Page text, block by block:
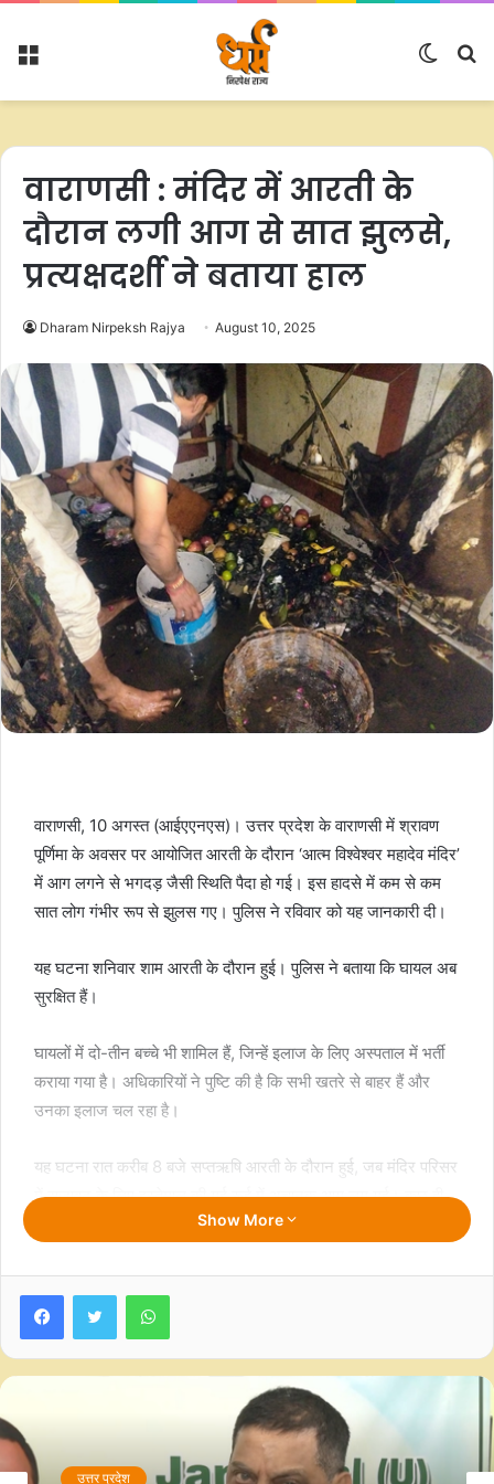
Menu
Switch
वाराणसी : मंदिर में आरती के
दौरान लगी आग से सात झुलसे,
प्रत्यक्षदर्शी ने बताया हाल
Dharam Nirpeksh Rajya August 10, 2025
वाराणसी, 10 अगस्त (आईएएनएस)। उत्तर प्रदेश के वाराणसी में श्रावण
पूर्णिमा के अवसर पर आयोजित आरती के दौरान ‘आत्म विश्वेश्वर महादेव मंदिर’
में आग लगने से भगदड़ जैसी स्थिति पैदा हो गई। इस हादसे में कम से कम
सात लोग गंभीर रूप से झुलस गए। पुलिस ने रविवार को यह जानकारी दी।
यह घटना शनिवार शाम आरती के दौरान हुई। पुलिस ने बताया कि घायल अब
सुरक्षित हैं।
घायलों में दो-तीन बच्चे भी शामिल हैं, जिन्हें इलाज के लिए अस्पताल में भर्ती
कराया गया है। अधिकारियों ने पुष्टि की है कि सभी खतरे से बाहर हैं और
उनका इलाज चल रहा है।
यह घटना रात करीब 8 बजे सप्तऋषि आरती के दौरान हुई, जब मंदिर परिसर
में सजावट के लिए इस्तेमाल की गई रूई में अचानक आग लग गई। कुछ ही
समय में आग तेजी से फैल गई।
उस समय मंदिर के पुजारी समेत 30 से ज्यादा लोग मौजूद थे। इसके बाद
मची अफरा-तफरी में श्रद्धालु मंदिर से बाहर भागे, लेकिन इस दौरान कई लोग
झुलस गए।
एक प्रत्यक्षदर्शी ने बताया, “हर साल सावन की पूर्णिमा पर आत्म विश्वेश्वर
महादेव मंदिर को विशेष रूप से सजाया जाता है और पूजा-अर्चना की जाती है।
इस साल अमरनाथ मंदिर के प्रतीक के रूप में मंदिर को रूई से सजाया गया
Show More
FacebookTwitter WhatsApp
उत्तर प्रदेश